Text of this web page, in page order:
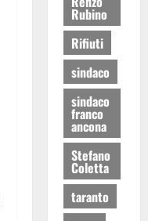
Rubino
Rifiuti
sindaco
sindaco
franco
ancona
Stefano
Coletta
taranto